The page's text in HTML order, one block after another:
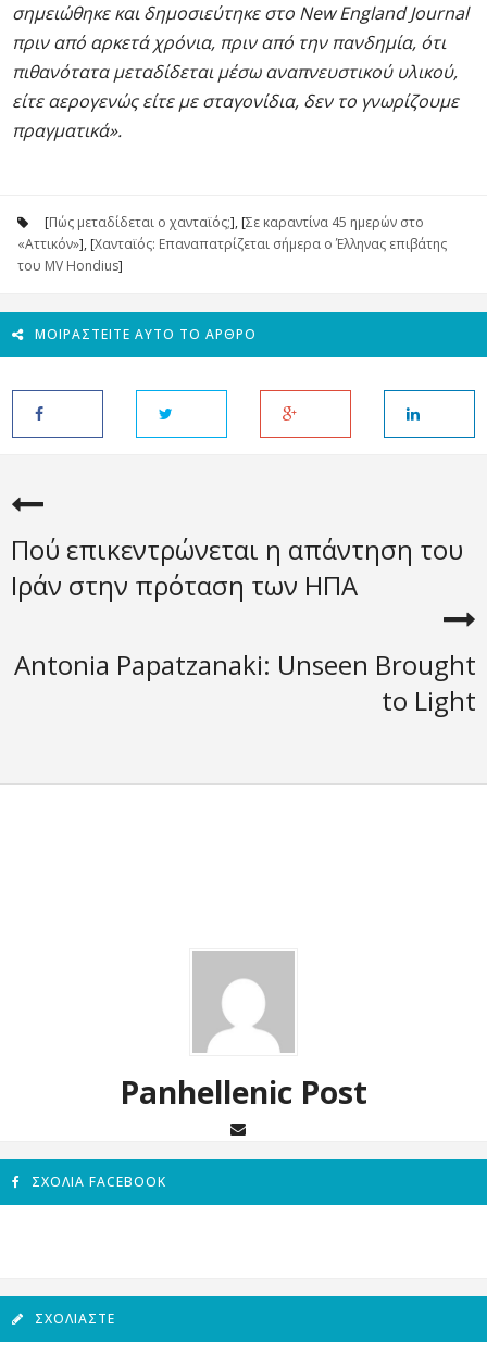
σημειώθηκε και δημοσιεύτηκε στο New England Journal
πριν από αρκετά χρόνια, πριν από την πανδημία, ότι
πιθανότατα μεταδίδεται μέσω αναπνευστικού υλικού,
είτε αερογενώς είτε με σταγονίδια, δεν το γνωρίζουμε
πραγματικά».
[Πώς μεταδίδεται ο χανταϊός;], [Σε καραντίνα 45 ημερών στο
«Αττικόν»], [Χανταϊός: Επαναπατρίζεται σήμερα ο Έλληνας επιβάτης
του MV Hondius]
ΜΟΙΡΑΣΤΕΊΤΕ ΑΥΤΌ ΤΟ ΆΡΘΡΟ
Πού επικεντρώνεται η απάντηση του
Ιράν στην πρόταση των ΗΠΑ
Antonia Papatzanaki: Unseen Brought
to Light
Panhellenic Post
ΣΧΌΛΙΑ FACEBOOK
ΣΧΟΛΙΆΣΤΕ